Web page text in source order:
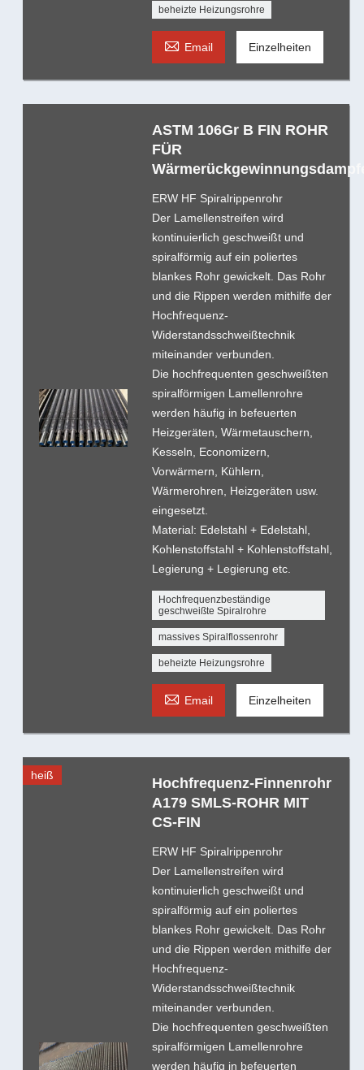
beheizte Heizungsrohre
 Email Einzelheiten
ASTM 106Gr B FIN ROHR
FÜR
ERW HF Spiralrippenrohr
Der Lamellenstreifen wird
kontinuierlich geschweißt und
spiralförmig auf ein poliertes
blankes Rohr gewickelt. Das Rohr
und die Rippen werden mithilfe der
Hochfrequenz-
Widerstandsschweißtechnik
miteinander verbunden.
Die hochfrequenten geschweißten
spiralförmigen Lamellenrohre
werden häufig in befeuerten
Heizgeräten, Wärmetauschern,
Kesseln, Economizern,
Vorwärmern, Kühlern,
Wärmerohren, Heizgeräten usw.
eingesetzt.
Material: Edelstahl + Edelstahl,
Kohlenstoffstahl + Kohlenstoffstahl,
Legierung + Legierung etc.
Hochfrequenzbeständige
geschweißte Spiralrohre
massives Spiralflossenrohr
beheizte Heizungsrohre
 Email Einzelheiten
heiß
Hochfrequenz-Finnenrohr
A179 SMLS-ROHR MIT
CS-FIN
ERW HF Spiralrippenrohr
Der Lamellenstreifen wird
kontinuierlich geschweißt und
spiralförmig auf ein poliertes
blankes Rohr gewickelt. Das Rohr
und die Rippen werden mithilfe der
Hochfrequenz-
Widerstandsschweißtechnik
miteinander verbunden.
Die hochfrequenten geschweißten
spiralförmigen Lamellenrohre
werden häufig in befeuerten